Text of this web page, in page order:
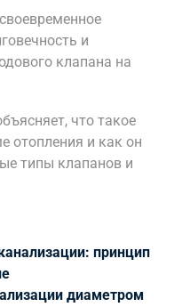
и
клапана на
что такое
отопления и как он
типы клапанов и
принцип
диаметром